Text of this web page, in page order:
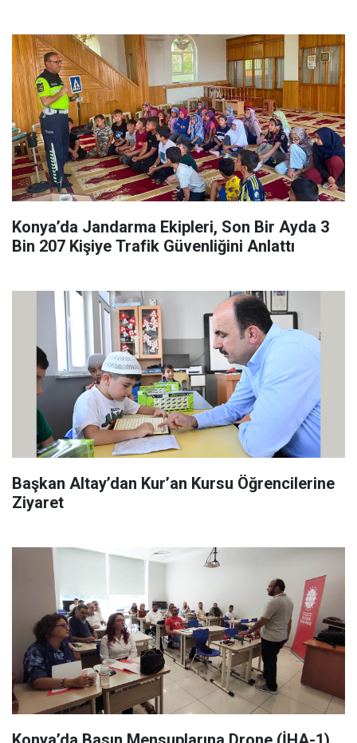
Konya’da Jandarma Ekipleri, Son Bir Ayda 3
Bin 207 Kişiye Trafik Güvenliğini Anlattı
Başkan Altay’dan Kur’an Kursu Öğrencilerine
Ziyaret